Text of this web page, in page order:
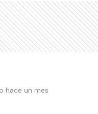
hace un mes